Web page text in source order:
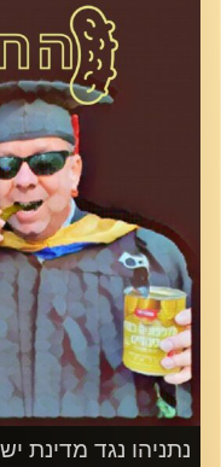
נתניהו נגד מדינת